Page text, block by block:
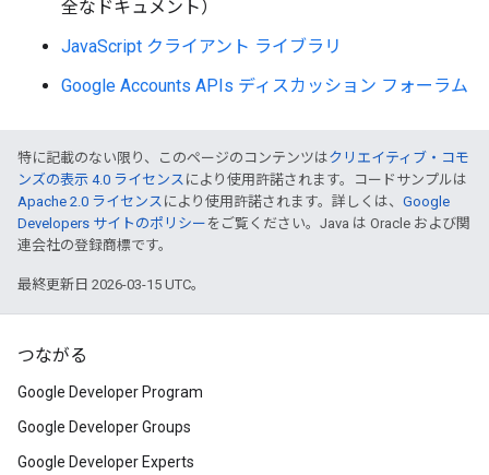
全なドキュメント）
JavaScript クライアント ライブラリ
Google Accounts APIs ディスカッション フォーラム
特に記載のない限り、このページのコンテンツはクリエイティブ・コモ
ンズの表示 4.0 ライセンス により使用許諾されます。コードサンプルは
Apache 2.0 ライセンス により使用許諾されます。詳しくは、 Google
Developers サイトのポリシー をご覧ください。Java は Oracle および関
連会社の登録商標です。
最終更新日 2026-03-15 UTC。
つながる
Google Developer Program
Google Developer Groups
Google Developer Experts